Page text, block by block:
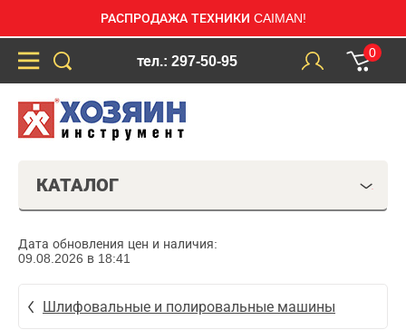
РАСПРОДАЖА ТЕХНИКИ CAIMAN!
тел.: 297-50-95
0
КАТАЛОГ
Дата обновления цен и наличия:
09.08.2026 в 18:41
Шлифовальные и полировальные машины